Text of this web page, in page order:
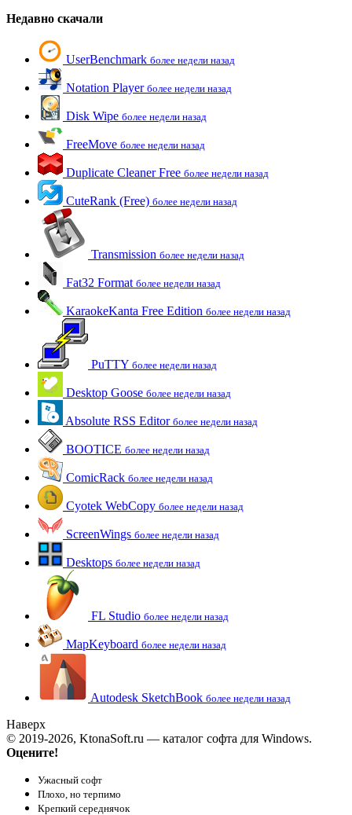
Недавно скачали
UserBenchmark более недели назад
Notation Player более недели назад
Disk Wipe более недели назад
FreeMove более недели назад
Duplicate Cleaner Free более недели назад
CuteRank (Free) более недели назад
Transmission более недели назад
Fat32 Format более недели назад
KaraokeKanta Free Edition более недели назад
PuTTY более недели назад
Desktop Goose более недели назад
Absolute RSS Editor более недели назад
BOOTICE более недели назад
ComicRack более недели назад
Cyotek WebCopy более недели назад
ScreenWings более недели назад
Desktops более недели назад
FL Studio более недели назад
MapKeyboard более недели назад
Autodesk SketchBook более недели назад
Наверх
© 2019-2026, KtonaSoft.ru — каталог софта для Windows.
Оцените!
Ужасный софт
Плохо, но терпимо
Крепкий середнячок